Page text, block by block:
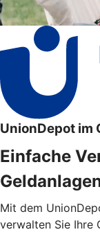
UnionDepot im
Einfache
Mit dem
verwalten Sie Ihre